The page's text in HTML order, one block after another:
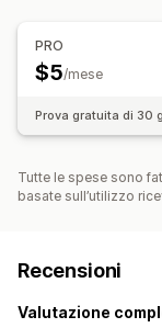
PRO
$5/mese
Prova gratuita di 30
Tutte le spese sono
basate sull’utilizzo
Recensioni
Valutazione